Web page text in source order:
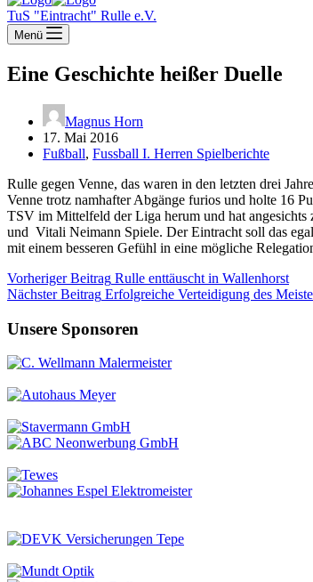
TuS "Eintracht" Rulle e.V.
Menü
Eine Geschichte heißer Duelle
Magnus Horn
17. Mai 2016
Fußball, Fussball I. Herren Spielberichte
Rulle gegen Venne, das waren in den letzten drei
Venne trotz namhafter Abgänge furios und holte 16
TSV im Mittelfeld der Liga herum und hat angesichts
und Vitali Neimann Spiele. Der Eintracht soll das
mit einem besseren Gefühl in eine mögliche
VorherigerBeitrag Rulle enttäuscht in Wallenhorst
NächsterBeitrag Erfolgreiche Verteidigung des
Unsere Sponsoren